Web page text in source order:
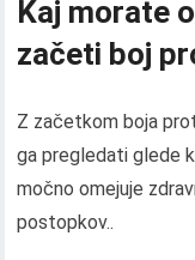
Kaj morate
začeti boj
Z začetkom boja
ga pregledati glede
močno omejuje
postopkov..